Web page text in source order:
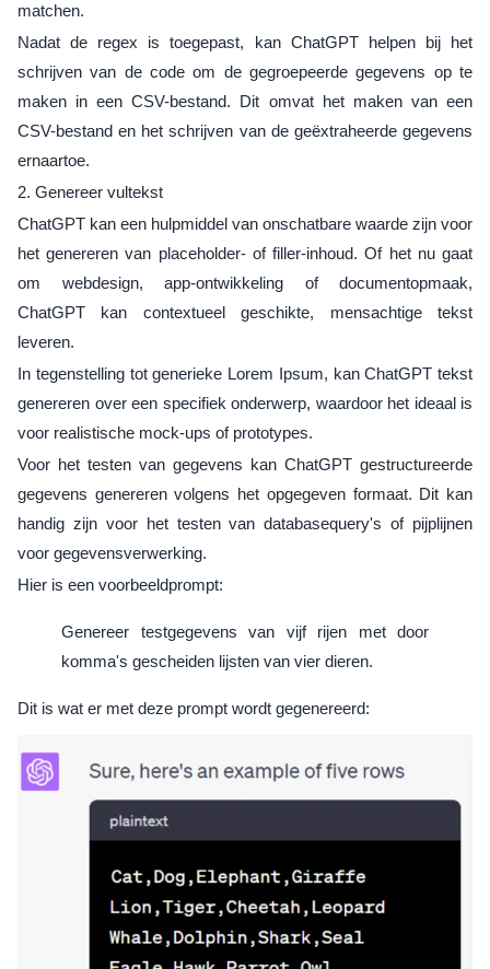
matchen.
Nadat de regex is toegepast, kan ChatGPT helpen bij het
schrijven van de code om de gegroepeerde gegevens op te
maken in een CSV-bestand. Dit omvat het maken van een
CSV-bestand en het schrijven van de geëxtraheerde gegevens
ernaartoe.
2. Genereer vultekst
ChatGPT kan een hulpmiddel van onschatbare waarde zijn voor
het genereren van placeholder- of filler-inhoud. Of het nu gaat
om webdesign, app-ontwikkeling of documentopmaak,
ChatGPT kan contextueel geschikte, mensachtige tekst
leveren.
In tegenstelling tot generieke Lorem Ipsum, kan ChatGPT tekst
genereren over een specifiek onderwerp, waardoor het ideaal is
voor realistische mock-ups of prototypes.
Voor het testen van gegevens kan ChatGPT gestructureerde
gegevens genereren volgens het opgegeven formaat. Dit kan
handig zijn voor het testen van databasequery's of pijplijnen
voor gegevensverwerking.
Hier is een voorbeeldprompt:
Genereer testgegevens van vijf rijen met door
komma's gescheiden lijsten van vier dieren.
Dit is wat er met deze prompt wordt gegenereerd: